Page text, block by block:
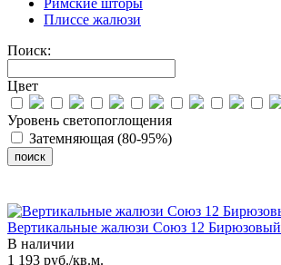
Плиссе жалюзи
Поиск:
Цвет
Уровень светопоглощения
Затемняющая (80-95%)
Вертикальные жалюзи Союз 12 Бирюзовый
В наличии
1 193 руб./кв.м.